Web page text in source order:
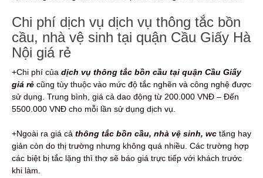
Chi phí dịch vụ dịch vụ thông tắc bồn
cầu, nhà vệ sinh tại quận Cầu Giấy Hà
Nội giá rẻ
+Chi phí của dịch vụ thông tắc bồn cầu tại quận Cầu Giấy
giá rẻ cũng tùy thuộc vào mức độ tắc nghẽn và công nghệ được
sử dụng. Trung bình, giá cả dao động từ 200.000 VNĐ – Đến
5500.000 VNĐ cho mỗi lần sử dụng dịch vụ.
+Ngoài ra giá cả thông tắc bồn cầu, nhà vệ sinh, wc tăng hay
giản còn do thị trường nhưng không quá nhiều. Các trường hợp
các biệt bị tắc lặng thì thợ sẽ báo giá trực tiếp với khách trước
khi làm.